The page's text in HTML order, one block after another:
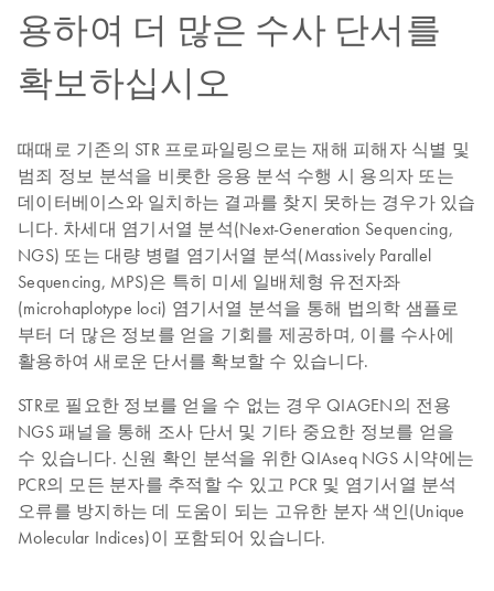
용하여 더 많은 수사 단서를
확보하십시오
때때로 기존의 STR 프로파일링으로는 재해 피해자 식별 및
범죄 정보 분석을 비롯한 응용 분석 수행 시 용의자 또는
데이터베이스와 일치하는 결과를 찾지 못하는 경우가 있습
니다. 차세대 염기서열 분석(Next-Generation Sequencing,
NGS) 또는 대량 병렬 염기서열 분석(Massively Parallel
Sequencing, MPS)은 특히 미세 일배체형 유전자좌
(microhaplotype loci) 염기서열 분석을 통해 법의학 샘플로
부터 더 많은 정보를 얻을 기회를 제공하며, 이를 수사에
활용하여 새로운 단서를 확보할 수 있습니다.
STR로 필요한 정보를 얻을 수 없는 경우 QIAGEN의 전용
NGS 패널을 통해 조사 단서 및 기타 중요한 정보를 얻을
수 있습니다. 신원 확인 분석을 위한 QIAseq NGS 시약에는
PCR의 모든 분자를 추적할 수 있고 PCR 및 염기서열 분석
오류를 방지하는 데 도움이 되는 고유한 분자 색인(Unique
Molecular Indices)이 포함되어 있습니다.